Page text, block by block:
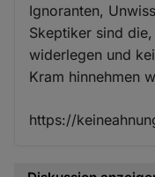
Ignoranten,
Skeptiker sind
widerlegen und
Kram hinnehmen
https://